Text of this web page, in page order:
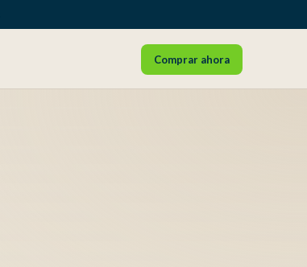
Comprar ahora